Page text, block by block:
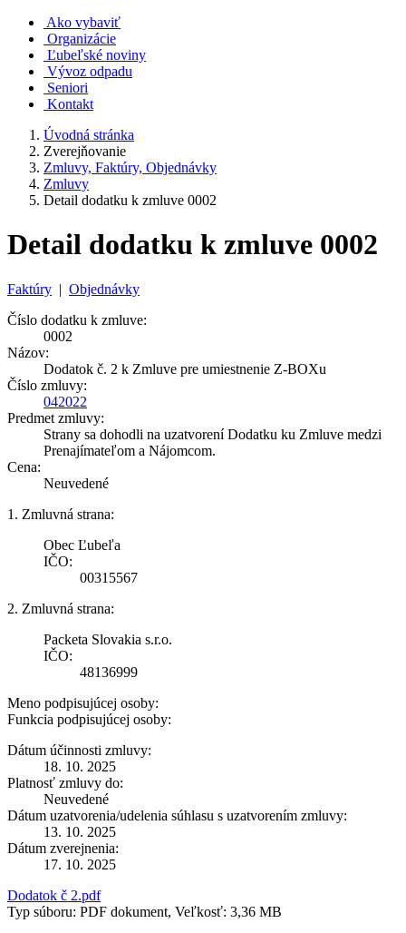
Ako vybaviť
Organizácie
Ľubeľské noviny
Vývoz odpadu
Seniori
Kontakt
Úvodná stránka
Zverejňovanie
Zmluvy, Faktúry, Objednávky
Zmluvy
Detail dodatku k zmluve 0002
Detail dodatku k zmluve 0002
Faktúry | Objednávky
Číslo dodatku k zmluve:
0002
Názov:
Dodatok č. 2 k Zmluve pre umiestnenie Z-BOXu
Číslo zmluvy:
042022
Predmet zmluvy:
Strany sa dohodli na uzatvorení Dodatku ku Zmluve medzi
Prenajímateľom a Nájomcom.
Cena:
Neuvedené
1. Zmluvná strana:
Obec Ľubeľa
IČO:
00315567
2. Zmluvná strana:
Packeta Slovakia s.r.o.
IČO:
48136999
Meno podpisujúcej osoby:
Funkcia podpisujúcej osoby:
Dátum účinnosti zmluvy:
18. 10. 2025
Platnosť zmluvy do:
Neuvedené
Dátum uzatvorenia/udelenia súhlasu s uzatvorením zmluvy:
13. 10. 2025
Dátum zverejnenia:
17. 10. 2025
Dodatok č 2.pdf
Typ súboru: PDF dokument, Veľkosť: 3,36 MB